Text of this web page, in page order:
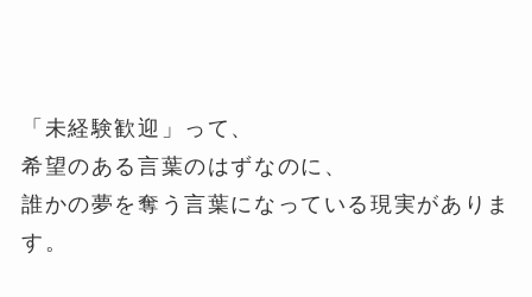
「未経験歓迎」って、
希望のある言葉のはずなのに、
誰かの夢を奪う言葉になっている現実がありま
す。